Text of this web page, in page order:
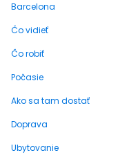
Barcelona
Čo vidieť
Čo robiť
Počasie
Ako sa tam dostať
Doprava
Ubytovanie